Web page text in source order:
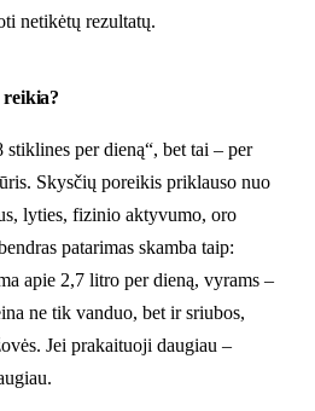
netikėtų rezultatų.
per dieną“, bet tai – per
Skysčių poreikis priklauso nuo
lyties, fizinio aktyvumo, oro
patarimas skamba taip:
apie 2,7 litro per dieną, vyrams –
ne tik vanduo, bet ir sriubos,
Jei prakaituoji daugiau –